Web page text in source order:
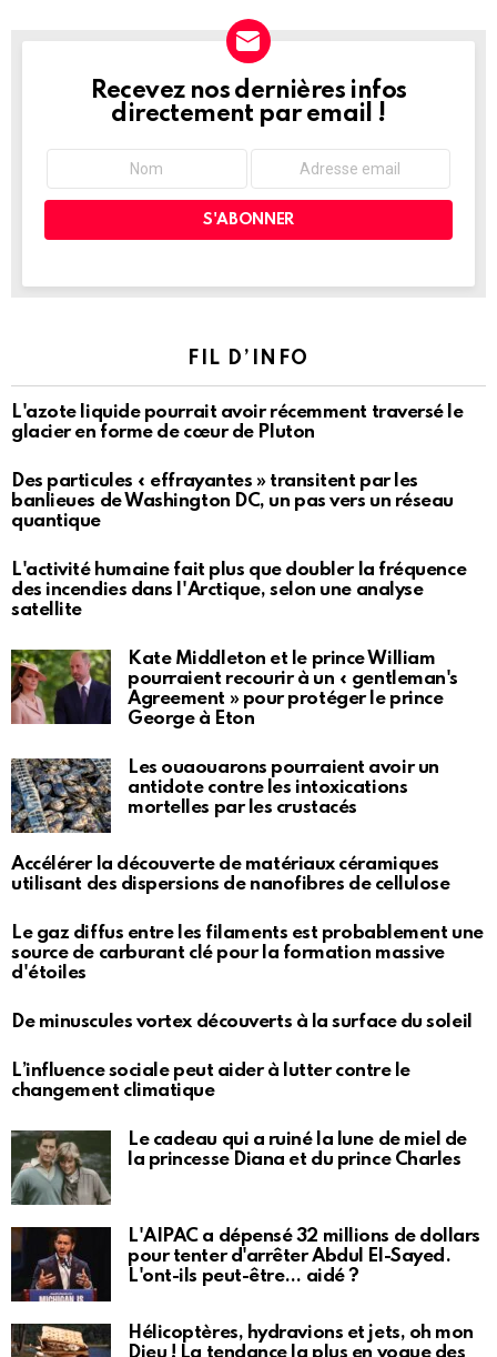
NEWSLETTER
Recevez nos dernières infos
directement par email !
FIL D’INFO
L'azote liquide pourrait avoir récemment traversé le
glacier en forme de cœur de Pluton
Des particules « effrayantes » transitent par les
banlieues de Washington DC, un pas vers un réseau
quantique
L'activité humaine fait plus que doubler la fréquence
des incendies dans l'Arctique, selon une analyse
satellite
Kate Middleton et le prince William
pourraient recourir à un « gentleman's
Agreement » pour protéger le prince
George à Eton
Les ouaouarons pourraient avoir un
antidote contre les intoxications
mortelles par les crustacés
Accélérer la découverte de matériaux céramiques
utilisant des dispersions de nanofibres de cellulose
Le gaz diffus entre les filaments est probablement une
source de carburant clé pour la formation massive
d'étoiles
De minuscules vortex découverts à la surface du soleil
L’influence sociale peut aider à lutter contre le
changement climatique
Le cadeau qui a ruiné la lune de miel de
la princesse Diana et du prince Charles
L'AIPAC a dépensé 32 millions de dollars
pour tenter d'arrêter Abdul El-Sayed.
L'ont-ils peut-être… aidé ?
Hélicoptères, hydravions et jets, oh mon
Dieu ! La tendance la plus en vogue des